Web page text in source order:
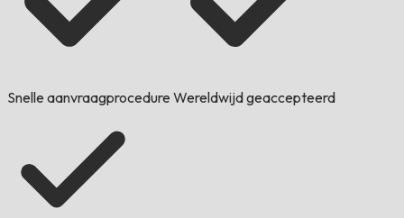
Snelle aanvraagprocedure Wereldwijd geaccepteerd